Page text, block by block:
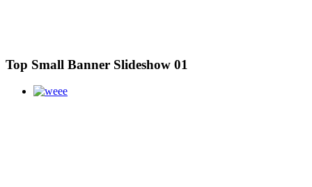
Top Small Banner Slideshow 01